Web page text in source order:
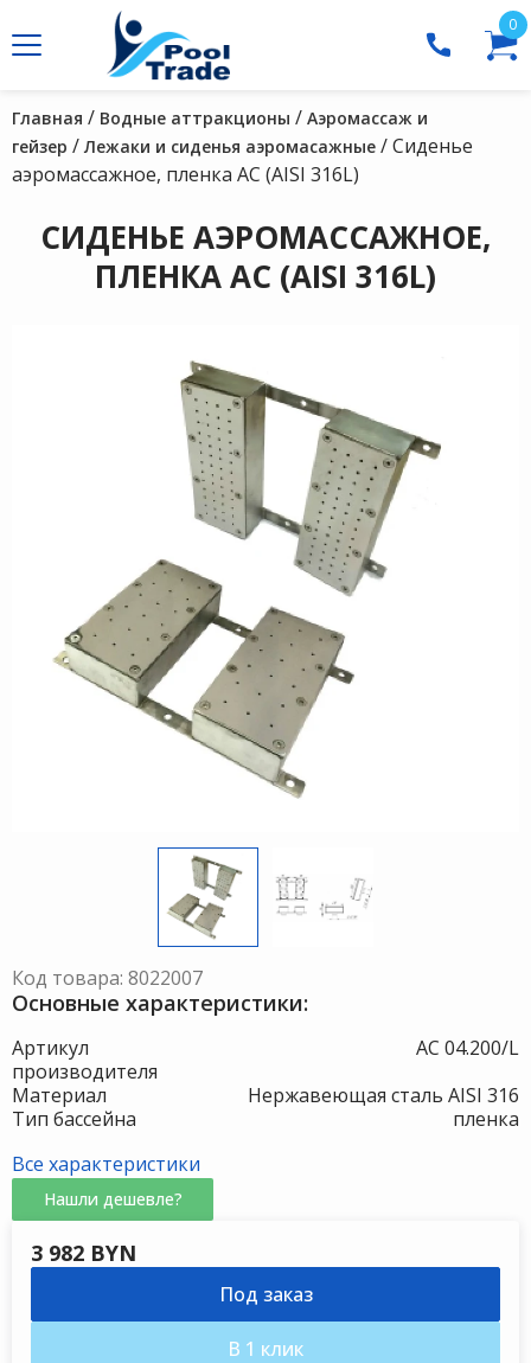
0
Главная / Водные аттракционы / Аэромассаж и
гейзер /Лежаки и сиденья аэромасажные / Сиденье
аэромассажное, пленка АС (AISI 316L)
СИДЕНЬЕ АЭРОМАССАЖНОЕ,
ПЛЕНКА АС (AISI 316L)
Код товара: 8022007
Основные характеристики:
Артикул
производителя
АС 04.200/L
Материал
Нержавеющая сталь AISI 316
Тип бассейна
пленка
Все характеристики
Нашли дешевле?
3 982 BYN
Под заказ
В 1 клик